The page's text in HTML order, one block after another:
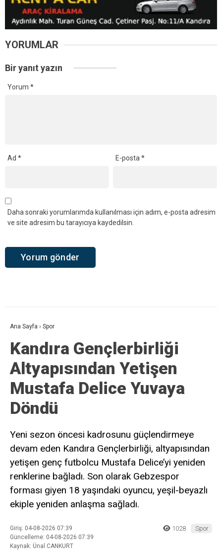
YORUMLAR
Bir yanıt yazın
Yorum *
Ad * E-posta*
Daha sonraki yorumlarımda kullanılması için adım, e-posta adresim
ve site adresim bu tarayıcıya kaydedilsin.
Ana Sayfa › Spor
Kandıra Gençlerbirliği
Altyapısından Yetişen
Mustafa Delice Yuvaya
Döndü
Yeni sezon öncesi kadrosunu güçlendirmeye
devam eden Kandıra Gençlerbirliği, altyapısından
yetişen genç futbolcu Mustafa Delice’yi yeniden
renklerine bağladı. Son olarak Gebzespor
forması giyen 18 yaşındaki oyuncu, yeşil-beyazlı
ekiple yeniden anlaşma sağladı.
Giriş: 04-08-2026 07:39
Güncelleme: 04-08-2026 07:39
Kaynak: Ünal CANKURT
1028 Spor